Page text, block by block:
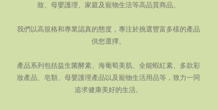
妝、母嬰護理、家庭及寵物生活等高品質商品。
我們以高規格和專業認真的態度，專注於挑選豐富多樣的產品
供您選擇。
產品系列包括益生菌酵素、海葡萄美肌、全能蝦紅素、多款彩
妝產品、皂類、母嬰護理產品以及寵物生活用品等，致力一同
追求健康美好的生活。